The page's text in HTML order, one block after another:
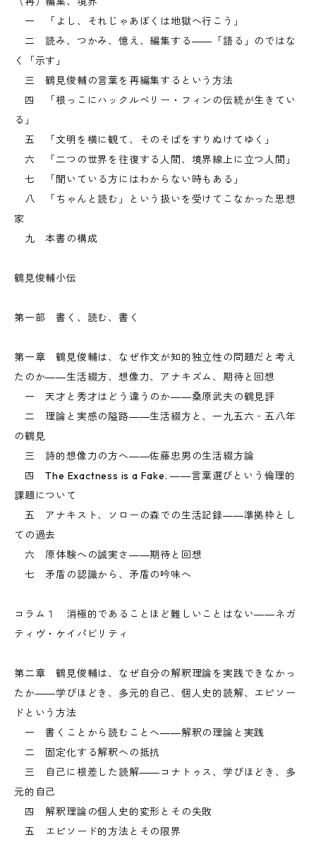
一 「よし、それじゃあぼくは地獄へ行こう」
二 読み、つかみ、憶え、編集する――「語る」のではな
く「示す」
三 鶴見俊輔の言葉を再編集するという方法
四 「根っこにハックルベリー・フィンの伝統が生きてい
る」
五 「文明を横に観て、そのそばをすりぬけてゆく」
六 「二つの世界を往復する人間、境界線上に立つ人間」
七 「聞いている方にはわからない時もある」
八 「ちゃんと読む」という扱いを受けてこなかった思想
家
九 本書の構成
鶴見俊輔小伝
第一部 書く、読む、書く
第一章 鶴見俊輔は、なぜ作文が知的独立性の問題だと考え
たのか――生活綴方、想像力、アナキズム、期待と回想
一 天才と秀才はどう違うのか――桑原武夫の鶴見評
二 理論と実感の隘路――生活綴方と、一九五六‐五八年
の鶴見
三 詩的想像力の方へ――佐藤忠男の生活綴方論
四 The Exactness is a Fake. ――言葉選びという倫理的
課題について
五 アナキスト、ソローの森での生活記録――準拠枠とし
ての過去
六 原体験への誠実さ――期待と回想
七 矛盾の認識から、矛盾の吟味へ
コラム１ 消極的であることほど難しいことはない――ネガ
ティヴ・ケイパビリティ
第二章 鶴見俊輔は、なぜ自分の解釈理論を実践できなかっ
たか――学びほどき、多元的自己、個人史的読解、エピソー
ドという方法
一 書くことから読むことへ――解釈の理論と実践
二 固定化する解釈への抵抗
三 自己に根差した読解――コナトゥス、学びほどき、多
元的自己
四 解釈理論の個人史的変形とその失敗
五 エピソード的方法とその限界